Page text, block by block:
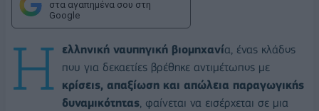
στα αγαπημένα σου στη
Google
Η ελληνική ναυπηγική βιομηχανία, ένας κλάδος
που για δεκαετίες βρέθηκε αντιμέτωπος με
κρίσεις, απαξίωση και απώλεια παραγωγικής
δυναμικότητας, φαίνεται να εισέρχεται σε μια